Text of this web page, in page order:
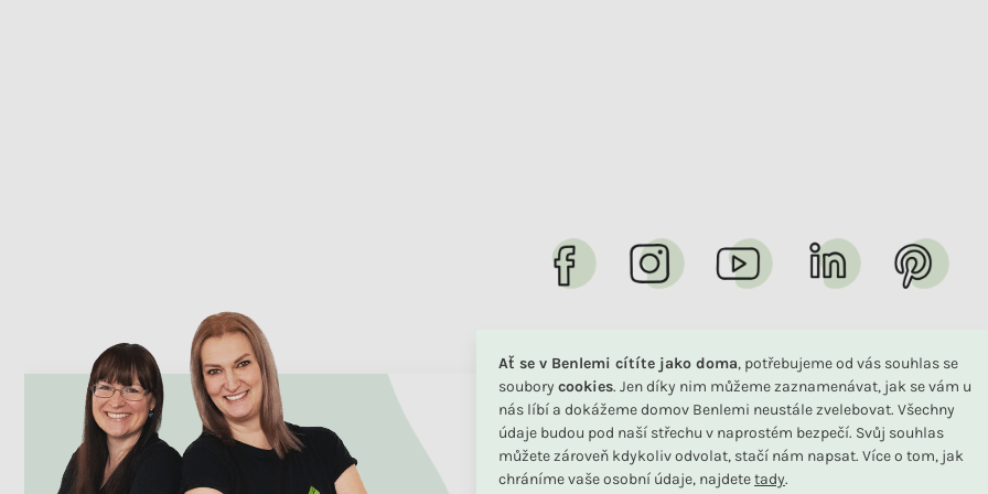
Ať se v Benlemi cítíte jako doma, potřebujeme od vás souhlas se
soubory cookies. Jen díky nim můžeme zaznamenávat, jak se vám u
nás líbí a dokážeme domov Benlemi neustále zvelebovat. Všechny
údaje budou pod naší střechu v naprostém bezpečí. Svůj souhlas
můžete zároveň kdykoliv odvolat, stačí nám napsat. Více o tom, jak
chráníme vaše osobní údaje, najdetetady.
Chcete poradit s výběrem nebo sledovat svou